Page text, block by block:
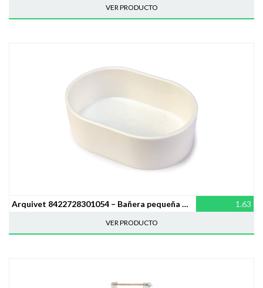
VER PRODUCTO
Arquivet 8422728301054 – Bañera pequeña Cristal 1.63
VER PRODUCTO